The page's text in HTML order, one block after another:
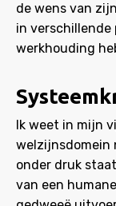
de wens van
in verschillende
werkhouding
Ik weet in mijn
welzijnsdomein
onder druk
van een